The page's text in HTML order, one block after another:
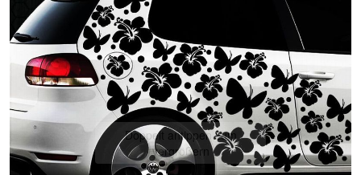
Doppelt antippen zum
vergrößern